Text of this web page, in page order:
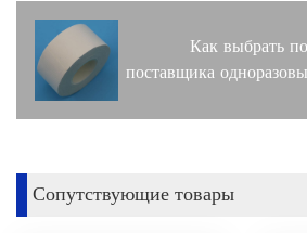
Как выбрать
поставщика
Сопутствующие товары